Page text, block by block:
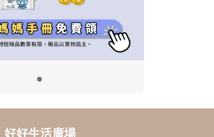
好好生活廣場